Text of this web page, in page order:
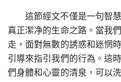
這節經文不僅是一句智
真正潔净的生命之路。當我
走，面對無數的誘惑和迷惘
引導來指引我們的行為。這
們身體和心靈的清泉，可以